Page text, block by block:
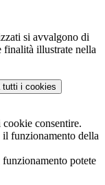
si avvalgono di
finalità illustrate nella
tutti i cookies
cookie consentire.
il funzionamento della
potete